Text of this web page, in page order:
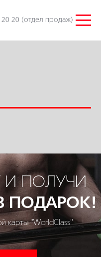
20 (отдел продаж)
И ПОЛУЧИ
ПОДАРОК!
карты "WorldClass"